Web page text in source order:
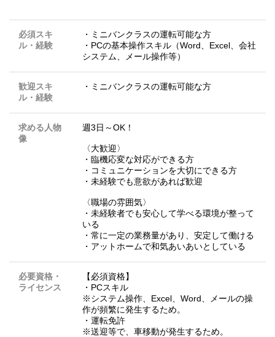
必須スキ
ル・経験
・ミニバンクラスの運転可能な方
・PCの基本操作スキル（Word、Excel、会社
システム、メール操作等）
歓迎スキ
ル・経験
・ミニバンクラスの運転可能な方
求める人物
像
週3日～OK！
〈大歓迎〉
・臨機応変な対応ができる方
・コミュニケーションを大切にできる方
・未経験でも意欲があれば歓迎
〈職場の雰囲気〉
・未経験者でも安心して学べる環境が整って
いる
・常に一定の業務量があり、安定して働ける
・アットホームで和気あいあいとしている
必要資格・
ライセンス
【必須資格】
・PCスキル
※システム操作、Excel、Word、メールの操
作が頻繁に発生するため。
・運転免許
※送迎等で、車移動が発生するため。